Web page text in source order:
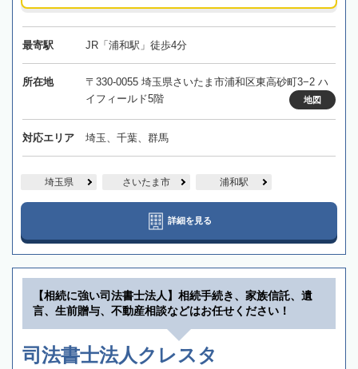
最寄駅 JR「浦和駅」徒歩4分
所在地
〒330-0055 埼玉県さいたま市浦和区東高砂町3−2 ハ
イフィールド5階
地図
対応エリア 埼玉、千葉、群馬
埼玉県 さいたま市 浦和駅
詳細を見る
【相続に強い司法書士法人】相続手続き、家族信託、遺
言、生前贈与、不動産相談などはお任せください！
司法書士法人クレスタ